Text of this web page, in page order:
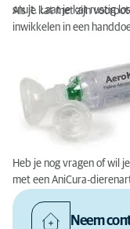
snuit. Laat je kat rustig
Als je kat met zijn
inwikkelen in een
Heb je nog vragen of wil
met een AniCura-
Neem